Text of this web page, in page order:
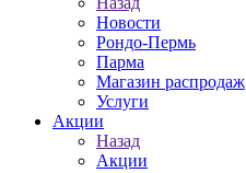
Новости
Рондо-Пермь
Парма
Магазин распродаж
Услуги
Акции
Назад
Акции